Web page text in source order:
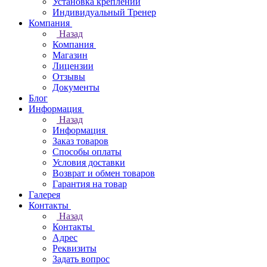
Индивидуальный Тренер
Компания
Назад
Компания
Магазин
Лицензии
Отзывы
Документы
Блог
Информация
Назад
Информация
Заказ товаров
Способы оплаты
Условия доставки
Возврат и обмен товаров
Гарантия на товар
Галерея
Контакты
Назад
Контакты
Адрес
Реквизиты
Задать вопрос